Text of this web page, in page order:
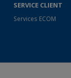
SERVICE CLIENT
Services ECOM